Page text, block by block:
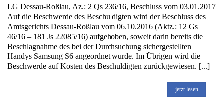
LG Dessau-Roßlau, Az.: 2 Qs 236/16, Beschluss vom 03.01.2017
Auf die Beschwerde des Beschuldigten wird der Beschluss des
Amtsgerichts Dessau-Roßlau vom 06.10.2016 (Aktz.: 12 Gs
46/16 – 181 Js 22085/16) aufgehoben, soweit darin bereits die
Beschlagnahme des bei der Durchsuchung sichergestellten
Handys Samsung S6 angeordnet wurde. Im Übrigen wird die
Beschwerde auf Kosten des Beschuldigten zurückgewiesen. [...]
jetzt lesen